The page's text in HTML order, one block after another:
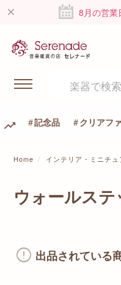
8月の営
記念品 クリアフ
Home インテリア・ミニチュ
ウォールステ
出品されている